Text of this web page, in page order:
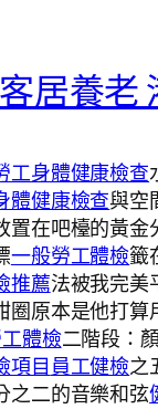
居養
工身體健康檢查
體健康檢查與空
置在吧檯的黃
一般勞工體檢籤
推薦法被我完美
圈原本是他打
體檢二階段：
項目 員工健檢之
之二的音樂和弦